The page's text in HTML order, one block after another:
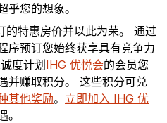
乎您的想象。
的特惠房价并以此为荣。 通过
序预订您始终获享具有竞争力
度计划 IHG 优悦会的会员您
并赚取积分。 这些积分可兑
其他奖励。 立即加入 IHG 优